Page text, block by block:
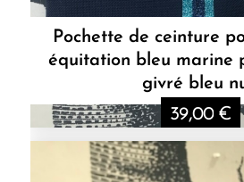
Pochette de ceinture
équitation bleu marine
givré bleu
39,00 €